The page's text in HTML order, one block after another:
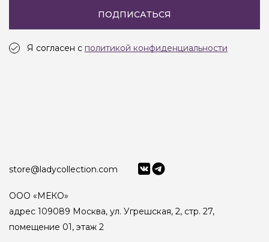
ПОДПИСАТЬСЯ
Я согласен с политикой конфиденциальности
store@ladycollection.com
ООО «МЕКО»
адрес 109089 Москва, ул. Угрешская, 2, стр. 27,
помещение 01, этаж 2